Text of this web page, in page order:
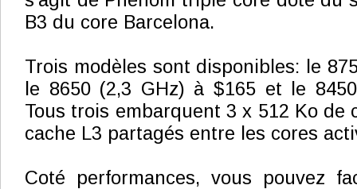
B3 du core Barcelona.
Trois modèles sont disponibles: le
le 8650 (2,3 GHz) à $165 et le
Tous trois embarquent 3 x 512 Ko de
cache L3 partagés entre les cores
Coté performances, vous pouvez